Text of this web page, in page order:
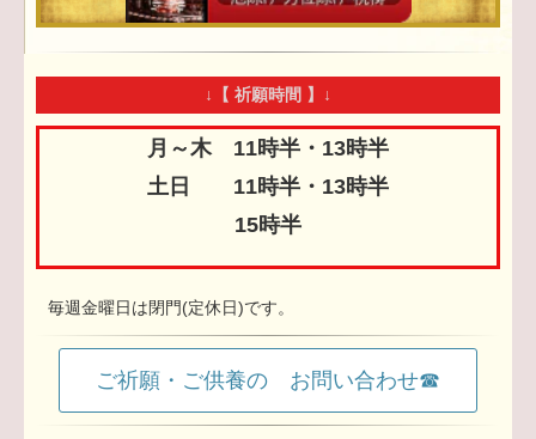
↓【 祈願時間 】↓
月～木 11時半・13時半
土日 11時半・13時半
15時半
毎週金曜日は閉門(定休日)です。
ご祈願・ご供養の お問い合わせ☎